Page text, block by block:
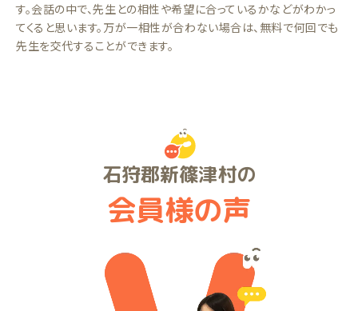
す。会話の中で、先生との相性や希望に合っているかなどがわかっ
てくると思います。万が一相性が合わない場合は、無料で何回でも
先生を交代することができます。
石狩郡新篠津村の
会員様の声